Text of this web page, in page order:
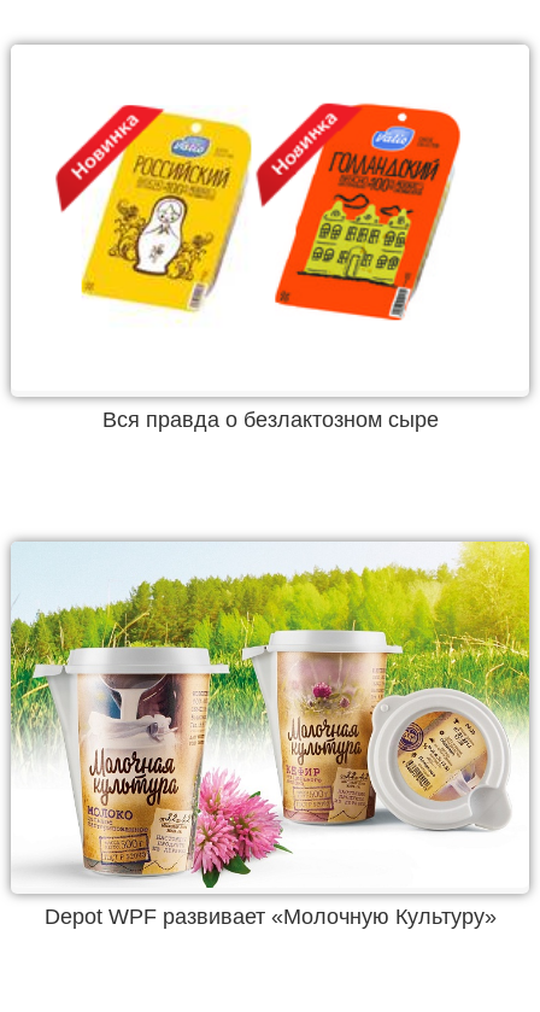
Вся правда о безлактозном сыре
Depot WPF развивает «Молочную Культуру»